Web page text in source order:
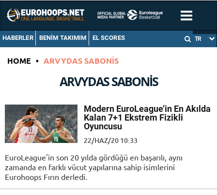
HABERLER BENIM TAKIMIM EL SCORES TR
HOME • ARVYDAS SABONIS
ARVYDAS SABONIS
Modern EuroLeague’in En Akılda
Kalan 7+1 Ekstrem Fizikli
Oyuncusu
22/HAZ/20 10:33
EuroLeague'in son 20 yılda gördüğü en başarılı, aynı
zamanda en farklı vücut yapılarına sahip isimlerini
Eurohoops Fırın derledi.